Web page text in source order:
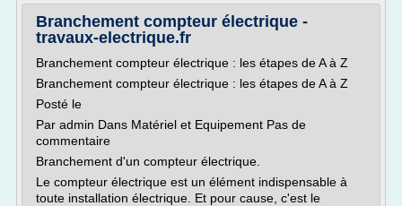
Branchement compteur électrique -
travaux-electrique.fr
Branchement compteur électrique : les étapes de A à Z
Branchement compteur électrique : les étapes de A à Z
Posté le
Par admin Dans Matériel et Equipement Pas de
commentaire
Branchement d'un compteur électrique.
Le compteur électrique est un élément indispensable à
toute installation électrique. Et pour cause, c'est le